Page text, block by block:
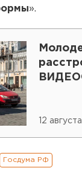
».
12
Госдума РФ